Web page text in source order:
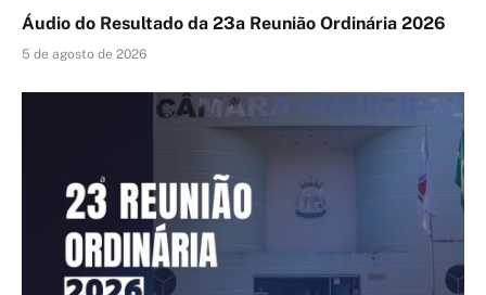
Áudio do Resultado da 23a Reunião Ordinária 2026
5 de agosto de 2026